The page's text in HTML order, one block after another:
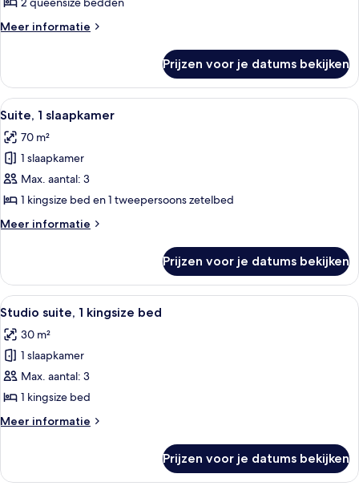
uitzicht
stad
laden
Meer informatie
Meer
kamer,
queensize
uitzicht
op
stad
Prijzen voor je datums bekijken
Alle
foto's
voor
Suite,
1
slaapkamer
laden
Een hotelkamer met een groot bed,
7
Suite, 1 slaapkamer
70 m²
1 slaapkamer
Max. aantal: 3
1 kingsize bed en 1 tweepersoons zetelbed
Meer informatie
Meer
1
slaapkamer
Prijzen voor je datums bekijken
Alle
foto's
voor
Studio
suite,
1
kingsize
bed
Een moderne hotelkamer met een
5
Studio suite, 1 kingsize bed
30 m²
1 slaapkamer
Max. aantal: 3
1 kingsize bed
Meer informatie
Meer
suite,
Prijzen voor je datums bekijken